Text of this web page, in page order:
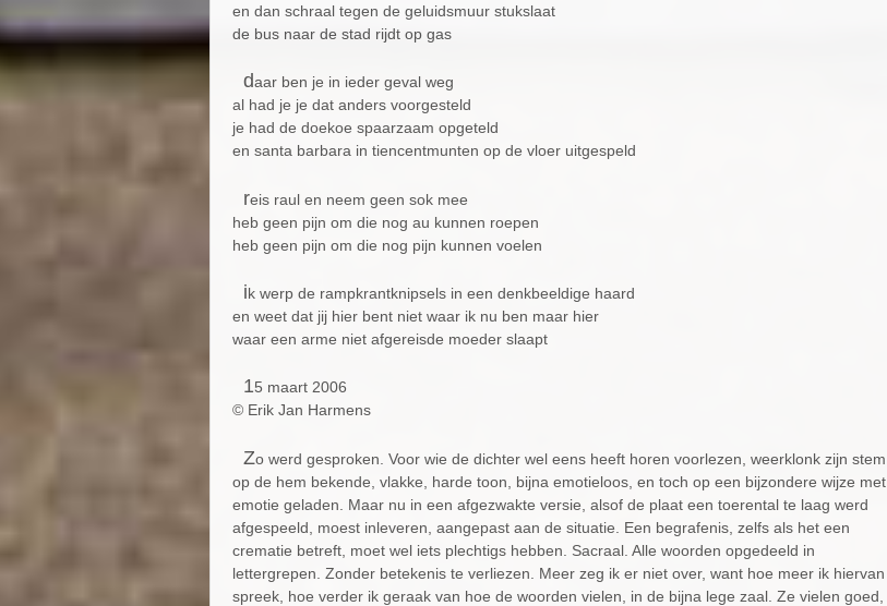
en dan schraal tegen de geluidsmuur stukslaat
de bus naar de stad rijdt op gas
daar ben je in ieder geval weg
al had je je dat anders voorgesteld
je had de doekoe spaarzaam opgeteld
en santa barbara in tiencentmunten op de vloer uitgespeld
reis raul en neem geen sok mee
heb geen pijn om die nog au kunnen roepen
heb geen pijn om die nog pijn kunnen voelen
ik werp de rampkrantknipsels in een denkbeeldige haard
en weet dat jij hier bent niet waar ik nu ben maar hier
waar een arme niet afgereisde moeder slaapt
15 maart 2006
© Erik Jan Harmens
Zo werd gesproken. Voor wie de dichter wel eens heeft horen voorlezen, weerklonk zijn stem
op de hem bekende, vlakke, harde toon, bijna emotieloos, en toch op een bijzondere wijze met
emotie geladen. Maar nu in een afgezwakte versie, alsof de plaat een toerental te laag werd
afgespeeld, moest inleveren, aangepast aan de situatie. Een begrafenis, zelfs als het een
crematie betreft, moet wel iets plechtigs hebben. Sacraal. Alle woorden opgedeeld in
lettergrepen. Zonder betekenis te verliezen. Meer zeg ik er niet over, want hoe meer ik hiervan
spreek, hoe verder ik geraak van hoe de woorden vielen, in de bijna lege zaal. Ze vielen goed,